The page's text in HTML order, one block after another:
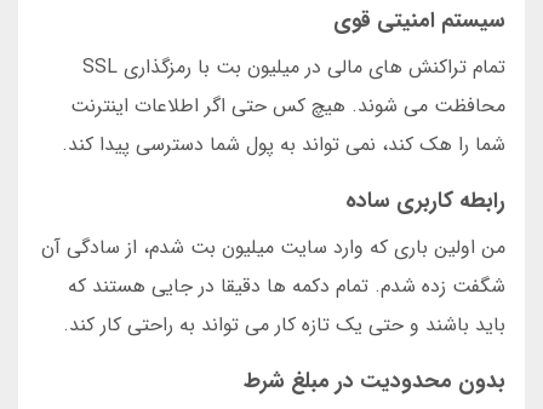
سیستم امنیتی قوی
تمام تراکنش های مالی در میلیون بت با رمزگذاری SSL
محافظت می شوند. هیچ کس حتی اگر اطلاعات اینترنت
شما را هک کند، نمی تواند به پول شما دسترسی پیدا کند.
رابطه کاربری ساده
من اولین باری که وارد سایت میلیون بت شدم، از سادگی آن
شگفت زده شدم. تمام دکمه ها دقیقا در جایی هستند که
باید باشند و حتی یک تازه کار می تواند به راحتی کار کند.
بدون محدودیت در مبلغ شرط